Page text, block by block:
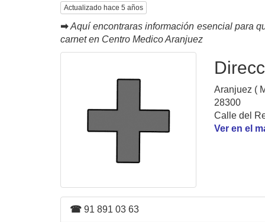
Actualizado hace 5 años
➡ Aquí encontraras información esencial para
carnet en Centro Medico Aranjuez
Aranjuez (
28300
Calle del
Ver en el
☎ 91 891 03 63